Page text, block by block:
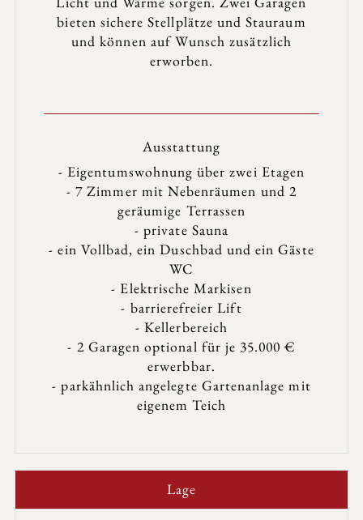
bieten sichere Stellplätze und Stauraum
und können auf Wunsch zusätzlich
erworben.
Ausstattung
- Eigentumswohnung über zwei Etagen
- 7 Zimmer mit Nebenräumen und 2
geräumige Terrassen
- private Sauna
- ein Vollbad, ein Duschbad und ein Gäste
WC
- Elektrische Markisen
- barrierefreier Lift
- Kellerbereich
- 2 Garagen optional für je 35.000 €
erwerbbar.
- parkähnlich angelegte Gartenanlage mit
eigenem Teich
Lage